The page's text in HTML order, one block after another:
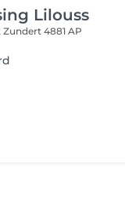
Lilouss
Zundert 4881 AP